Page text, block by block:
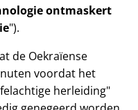
ontmaskert
).
de Oekraïense
voordat het
herleiding